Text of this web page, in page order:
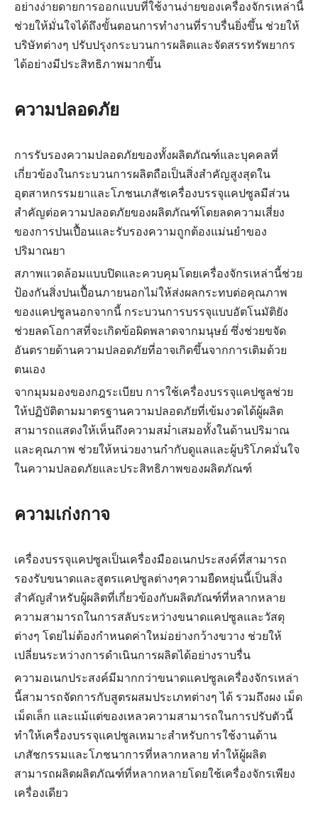
อย่างง่ายดายการออกแบบที่ใช้งานง่ายของเครื่องจักรเหล่านี้
ช่วยให้มั่นใจได้ถึงขั้นตอนการทำงานที่ราบรื่นยิ่งขึ้น ช่วยให้
บริษัทต่างๆ ปรับปรุงกระบวนการผลิตและจัดสรรทรัพยากร
ได้อย่างมีประสิทธิภาพมากขึ้น
ความปลอดภัย
การรับรองความปลอดภัยของทั้งผลิตภัณฑ์และบุคคลที่
เกี่ยวข้องในกระบวนการผลิตถือเป็นสิ่งสำคัญสูงสุดใน
อุตสาหกรรมยาและโภชนเภสัชเครื่องบรรจุแคปซูลมีส่วน
สำคัญต่อความปลอดภัยของผลิตภัณฑ์โดยลดความเสี่ยง
ของการปนเปื้อนและรับรองความถูกต้องแม่นยำของ
ปริมาณยา
สภาพแวดล้อมแบบปิดและควบคุมโดยเครื่องจักรเหล่านี้ช่วย
ป้องกันสิ่งปนเปื้อนภายนอกไม่ให้ส่งผลกระทบต่อคุณภาพ
ของแคปซูลนอกจากนี้ กระบวนการบรรจุแบบอัตโนมัติยัง
ช่วยลดโอกาสที่จะเกิดข้อผิดพลาดจากมนุษย์ ซึ่งช่วยขจัด
อันตรายด้านความปลอดภัยที่อาจเกิดขึ้นจากการเติมด้วย
ตนเอง
จากมุมมองของกฎระเบียบ การใช้เครื่องบรรจุแคปซูลช่วย
ให้ปฏิบัติตามมาตรฐานความปลอดภัยที่เข้มงวดได้ผู้ผลิต
สามารถแสดงให้เห็นถึงความสม่ำเสมอทั้งในด้านปริมาณ
และคุณภาพ ช่วยให้หน่วยงานกำกับดูแลและผู้บริโภคมั่นใจ
ในความปลอดภัยและประสิทธิภาพของผลิตภัณฑ์
ความเก่งกาจ
เครื่องบรรจุแคปซูลเป็นเครื่องมืออเนกประสงค์ที่สามารถ
รองรับขนาดและสูตรแคปซูลต่างๆความยืดหยุ่นนี้เป็นสิ่ง
สำคัญสำหรับผู้ผลิตที่เกี่ยวข้องกับผลิตภัณฑ์ที่หลากหลาย
ความสามารถในการสลับระหว่างขนาดแคปซูลและวัสดุ
ต่างๆ โดยไม่ต้องกำหนดค่าใหม่อย่างกว้างขวาง ช่วยให้
เปลี่ยนระหว่างการดำเนินการผลิตได้อย่างราบรื่น
ความอเนกประสงค์มีมากกว่าขนาดแคปซูลเครื่องจักรเหล่า
นี้สามารถจัดการกับสูตรผสมประเภทต่างๆ ได้ รวมถึงผง เม็ด
เม็ดเล็ก และแม้แต่ของเหลวความสามารถในการปรับตัวนี้
ทำให้เครื่องบรรจุแคปซูลเหมาะสำหรับการใช้งานด้าน
เภสัชกรรมและโภชนาการที่หลากหลาย ทำให้ผู้ผลิต
สามารถผลิตผลิตภัณฑ์ที่หลากหลายโดยใช้เครื่องจักรเพียง
เครื่องเดียว